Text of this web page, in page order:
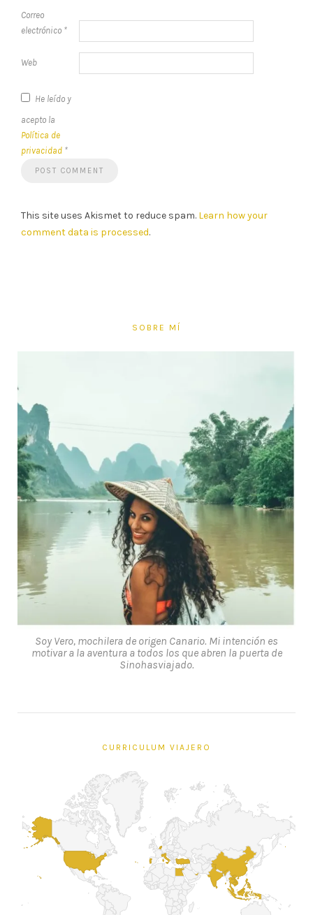
Correo
electrónico *
Web
He leído y
acepto la
Política de
privacidad *
This site uses Akismet to reduce spam. Learn how your
comment data is processed.
SOBRE MÍ
Soy Vero, mochilera de origen Canario. Mi intención es
motivar a la aventura a todos los que abren la puerta de
Sinohasviajado.
CURRICULUM VIAJERO